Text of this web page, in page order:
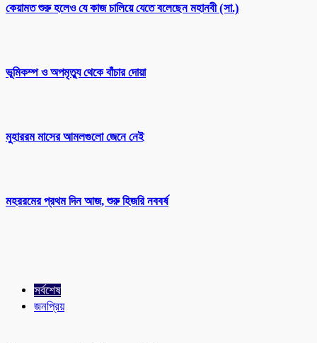
কেয়ামত শুরু হলেও যে কাজ চালিয়ে যেতে বলেছেন মহানবী (সা.)
ভূমিকম্প ও অপমৃত্যু থেকে বাঁচার দোয়া
মুহাররম মাসের আমলগুলো জেনে নেই
মহররমের প্রথম দিন আজ, শুরু হিজরি নববর্ষ
সর্বশেষ
জনপ্রিয়